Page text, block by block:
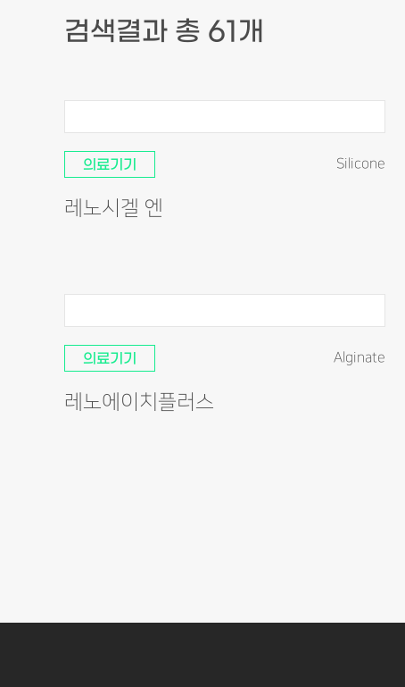
검색결과 총 61개
의료기기 Silicone
레노시겔 엔
의료기기 Alginate
레노에이치플러스